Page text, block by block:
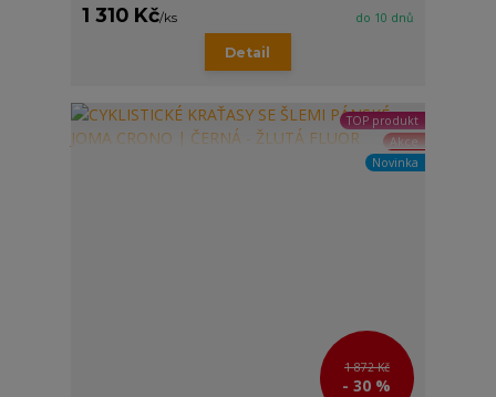
1 310 Kč/ks do 10 dnů
Detail
TOP produkt
Akce
Novinka
1 872 Kč
- 30 %